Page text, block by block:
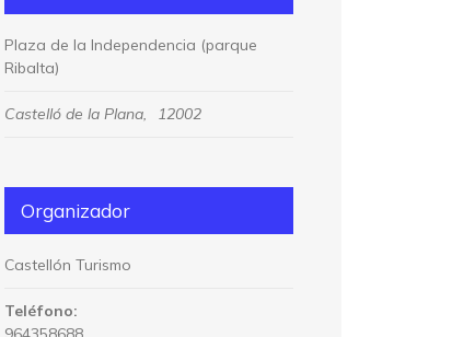
Plaza de la Independencia (parque
Ribalta)
Castelló de la Plana, 12002
Organizador
Castellón Turismo
Teléfono: